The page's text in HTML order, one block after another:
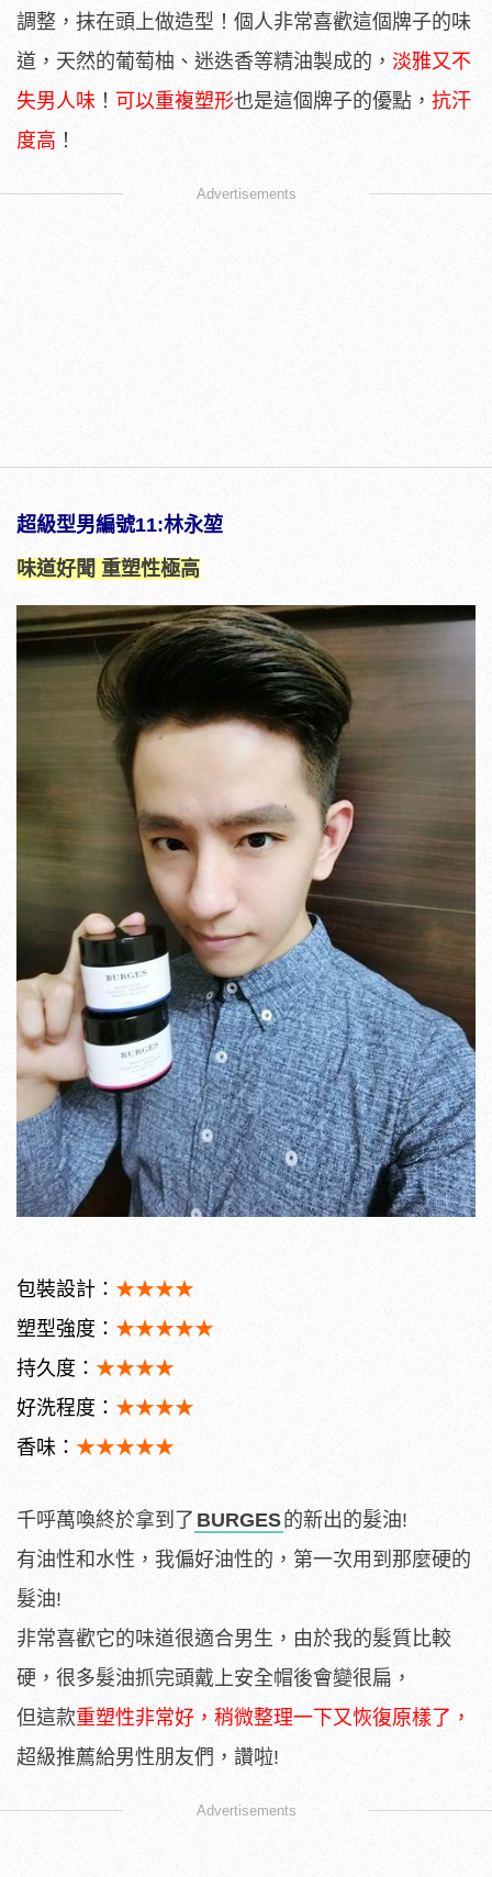
調整，抹在頭上做造型！個人非常喜歡這個牌子的味
道，天然的葡萄柚、迷迭香等精油製成的， 淡雅又不
失男人味 ！ 可以重複塑形也是這個牌子的優點， 抗汗
度高 ！
Advertisements
超級型男編號11:林永堃
味道好聞 重塑性極高
包裝設計： ★★★★
塑型強度： ★★★★★
持久度： ★★★★
好洗程度： ★★★★
香味： ★★★★★
千呼萬喚終於拿到了 BURGES的新出的髮油!
有油性和水性，我偏好油性的，第一次用到那麼硬的
髮油!
非常喜歡它的味道很適合男生，由於我的髮質比較
硬，很多髮油抓完頭戴上安全帽後會變很扁，
但這款重塑性非常好，稍微整理一下又恢復原樣了，
超級推薦給男性朋友們，讚啦!
Advertisements